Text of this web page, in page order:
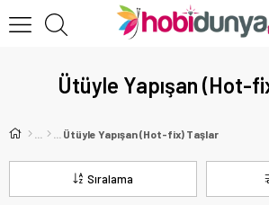
Ütüyle Yapışan (Hot-
Ütüyle Yapışan (Hot-fix) Taşlar
Sıralama